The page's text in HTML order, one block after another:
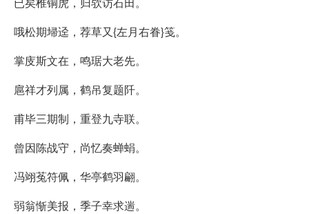
哦松期埽迳，荐草又{左月右眷}笺。
掌庋斯文在，鸣琚大老先。
扈祥才列属，鹤吊复题阡。
甫毕三期制，重登九寺联。
曾因陈战守，尚忆奏蝉蜎。
冯翊菟符佩，华亭鹤羽翩。
弱翁惭美报，季子幸求遄。